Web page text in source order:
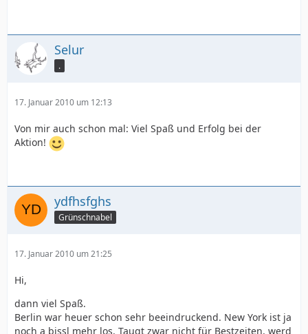
Selur
.
17. Januar 2010 um 12:13
Von mir auch schon mal: Viel Spaß und Erfolg bei der
Aktion!
ydfhsfghs
Grünschnabel
17. Januar 2010 um 21:25
Hi,
dann viel Spaß.
Berlin war heuer schon sehr beeindruckend. New York ist ja
noch a bissl mehr los. Taugt zwar nicht für Bestzeiten, werd